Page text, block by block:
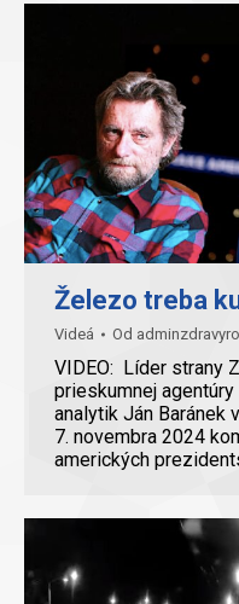
Železo treba
Videá Od
VIDEO: Líder strany
prieskumnej
analytik Ján Baránek
7. novembra 2024
amerických